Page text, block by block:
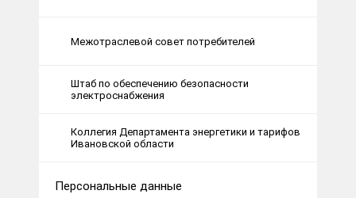
Межотраслевой совет потребителей
Штаб по обеспечению безопасности
электроснабжения
Коллегия Департамента энергетики и тарифов
Ивановской области
Персональные данные